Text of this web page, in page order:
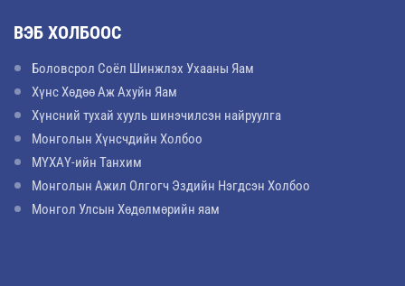
ВЭБ ХОЛБООС
Боловсрол Соёл Шинжлэх Ухааны Яам
Хүнс Хөдөө Аж Ахуйн Яам
Хүнсний тухай хууль шинэчилсэн найруулга
Монголын Хүнсчдийн Холбоо
МҮХАҮ-ийн Танхим
Монголын Ажил Олгогч Эздийн Нэгдсэн Холбоо
Монгол Улсын Хөдөлмөрийн яам